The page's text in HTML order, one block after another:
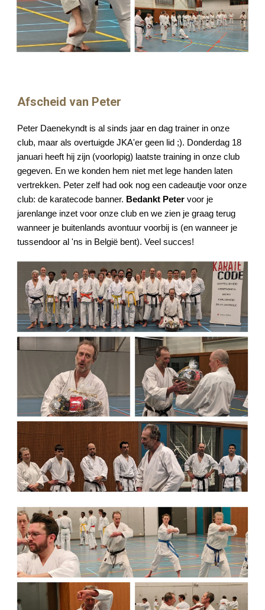
Afscheid van Peter
Peter Daenekyndt is al sinds jaar en dag trainer in onze
club, maar als overtuigde JKA'er geen lid ;). Donderdag 18
januari heeft hij zijn (voorlopig) laatste training in onze club
gegeven. En we konden hem niet met lege handen laten
vertrekken. Peter zelf had ook nog een cadeautje voor onze
club: de karatecode banner. Bedankt Peter voor je
jarenlange inzet voor onze club en we zien je graag terug
wanneer je buitenlands avontuur voorbij is (en wanneer je
tussendoor al 'ns in België bent). Veel succes!